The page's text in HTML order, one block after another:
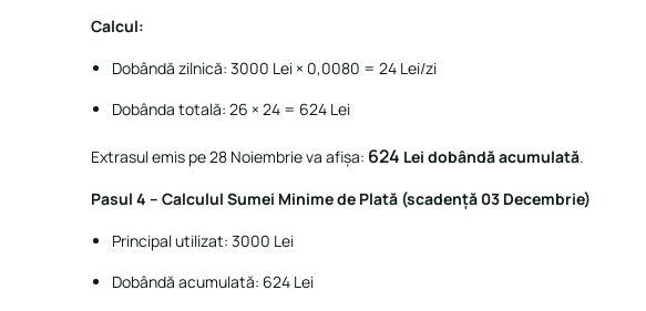
Calcul:
Dobândă zilnică: 3000 Lei × 0,0080 = 24 Lei/zi
Dobânda totală: 26 × 24 = 624 Lei
Extrasul emis pe 28 Noiembrie va afișa: 624 Lei dobândă acumulată.
Pasul 4 – Calculul Sumei Minime de Plată (scadență 03 Decembrie)
Principal utilizat: 3000 Lei
Dobândă acumulată: 624 Lei